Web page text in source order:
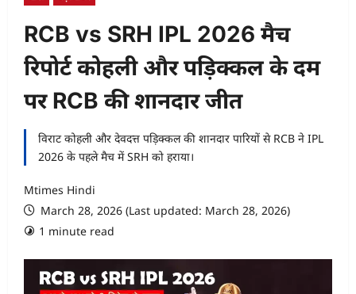
RCB vs SRH IPL 2026 मैच
रिपोर्ट कोहली और पड़िक्कल के दम
पर RCB की शानदार जीत
विराट कोहली और देवदत्त पड़िक्कल की शानदार पारियों से RCB ने IPL
2026 के पहले मैच में SRH को हराया।
Mtimes Hindi
March 28, 2026 (Last updated: March 28, 2026)
1 minute read